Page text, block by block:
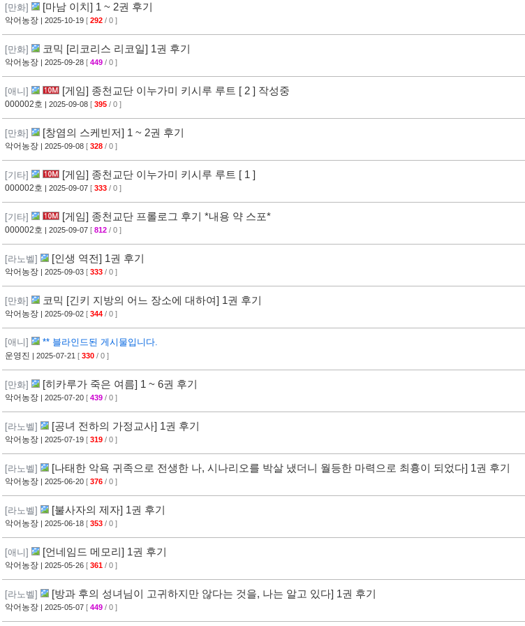
[만화] [마남 이치] 1 ~ 2권 후기
악어농장 | 2025-10-19 [ 292 / 0 ]
[만화] 코믹 [리코리스 리코일] 1권 후기
악어농장 | 2025-09-28 [ 449 / 0 ]
[애니] [게임] 종천교단 이누가미 키시루 루트 [ 2 ] 작성중
000002호 | 2025-09-08 [ 395 / 0 ]
[만화] [창염의 스케빈저] 1 ~ 2권 후기
악어농장 | 2025-09-08 [ 328 / 0 ]
[기타] [게임] 종천교단 이누가미 키시루 루트 [ 1 ]
000002호 | 2025-09-07 [ 333 / 0 ]
[기타] [게임] 종천교단 프롤로그 후기 *내용 약 스포*
000002호 | 2025-09-07 [ 812 / 0 ]
[라노벨] [인생 역전] 1권 후기
악어농장 | 2025-09-03 [ 333 / 0 ]
[만화] 코믹 [긴키 지방의 어느 장소에 대하여] 1권 후기
악어농장 | 2025-09-02 [ 344 / 0 ]
[애니] ** 블라인드된 게시물입니다.
운영진 | 2025-07-21 [ 330 / 0 ]
[만화] [히카루가 죽은 여름] 1 ~ 6권 후기
악어농장 | 2025-07-20 [ 439 / 0 ]
[라노벨] [공녀 전하의 가정교사] 1권 후기
악어농장 | 2025-07-19 [ 319 / 0 ]
[라노벨] [나태한 악욕 귀족으로 전생한 나, 시나리오를 박살 냈더니 월등한 마력으로 최흉이 되었다] 1권 후기
악어농장 | 2025-06-20 [ 376 / 0 ]
[라노벨] [불사자의 제자] 1권 후기
악어농장 | 2025-06-18 [ 353 / 0 ]
[애니] [언네임드 메모리] 1권 후기
악어농장 | 2025-05-26 [ 361 / 0 ]
[라노벨] [방과 후의 성녀님이 고귀하지만 않다는 것을, 나는 알고 있다] 1권 후기
악어농장 | 2025-05-07 [ 449 / 0 ]